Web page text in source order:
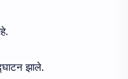
झाले.